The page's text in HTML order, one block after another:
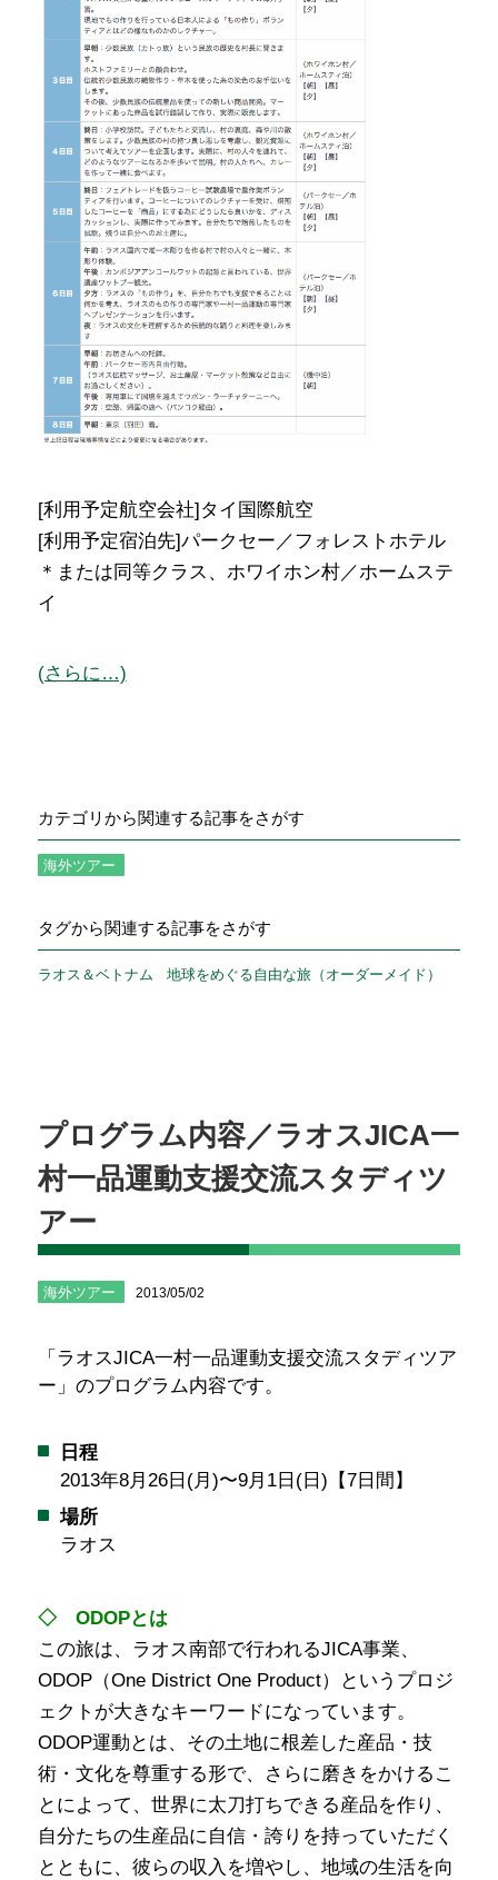
[利用予定航空会社]タイ国際航空
[利用予定宿泊先]パークセー／フォレストホテル
＊または同等クラス、ホワイホン村／ホームステ
イ
(さらに…)
カテゴリから関連する記事をさがす
海外ツアー
タグから関連する記事をさがす
ラオス＆ベトナム 地球をめぐる自由な旅（オーダーメイド）
プログラム内容／ラオスJICA一
村一品運動支援交流スタディツ
アー
海外ツアー 2013/05/02
「ラオスJICA一村一品運動支援交流スタディツア
ー」のプログラム内容です。
日程
2013年8月26日(月)〜9月1日(日)【7日間】
場所
ラオス
◇ ODOPとは
この旅は、ラオス南部で行われるJICA事業、
ODOP（One District One Product）というプロジ
ェクトが大きなキーワードになっています。
ODOP運動とは、その土地に根差した産品・技
術・文化を尊重する形で、さらに磨きをかけるこ
とによって、世界に太刀打ちできる産品を作り、
自分たちの生産品に自信・誇りを持っていただく
とともに、彼らの収入を増やし、地域の生活を向